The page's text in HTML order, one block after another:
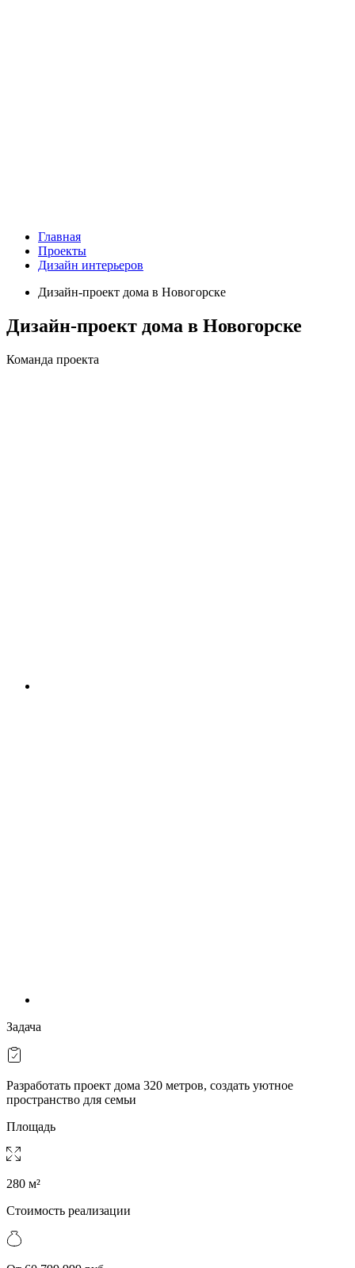
Главная
Проекты
Дизайн интерьеров
Дизайн-проект дома в Новогорске
Дизайн-проект дома в Новогорске
Команда проекта
Задача
Разработать проект дома 320 метров, создать уютное
пространство для семьи
Площадь
280 м²
Стоимость реализации